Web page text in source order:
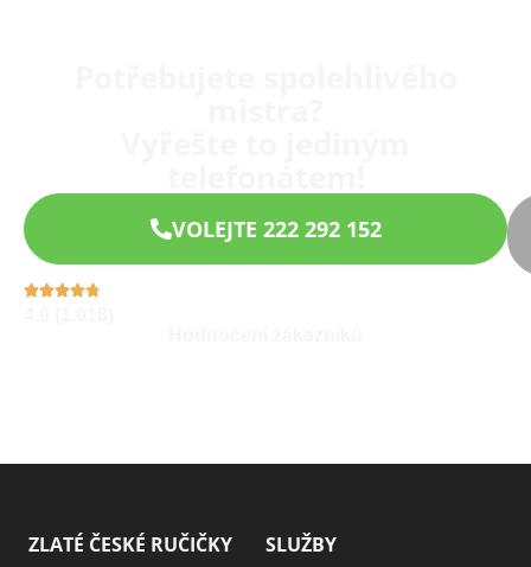
VOLEJTE 222 292 152
ZLATÉ ČESKÉ RUČIČKY SLUŽBY